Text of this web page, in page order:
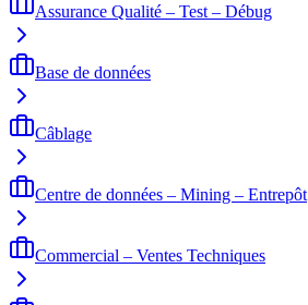
Assurance Qualité – Test – Débug
Base de données
Câblage
Centre de données – Mining – Entrepôt
Commercial – Ventes Techniques